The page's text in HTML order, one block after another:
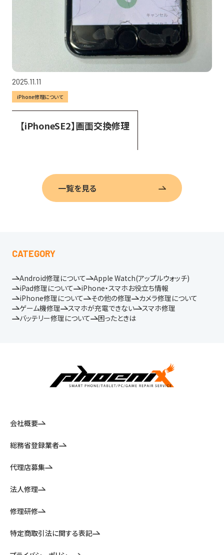
2025.11.11
iPhone修理について
【iPhoneSE2】画面交換修理
一覧を見る
CATEGORY
Android修理について
Apple Watch(アップルウォッチ)
iPad修理について
iPhone・スマホお役立ち情報
iPhone修理について
その他の修理
カメラ修理について
ゲーム機修理
スマホが充電できない
スマホ修理
バッテリー修理について
困ったときは
会社概要
総務省登録業者
代理店募集
法人修理
修理研修
特定商取引法に関する表記